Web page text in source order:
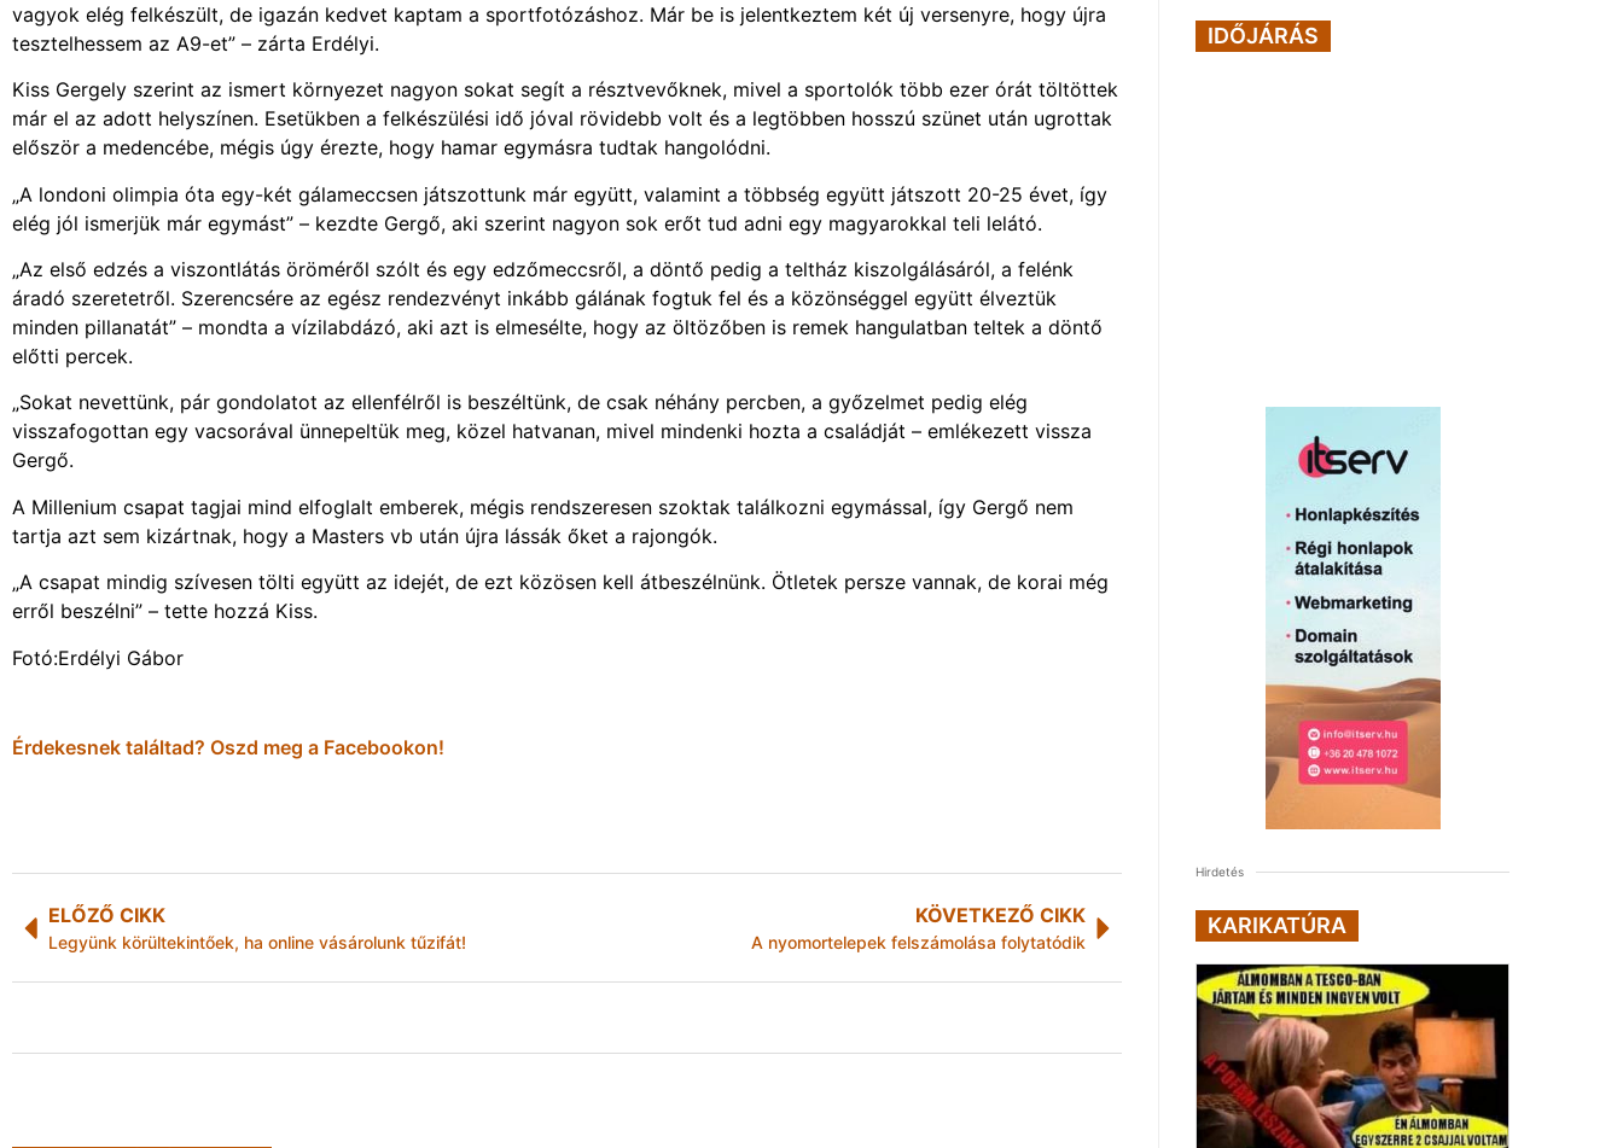
vagyok elég felkészült, de igazán kedvet kaptam a sportfotózáshoz. Már be is jelentkeztem két új versenyre, hogy újra
tesztelhessem az A9-et” – zárta Erdélyi.
Kiss Gergely szerint az ismert környezet nagyon sokat segít a résztvevőknek, mivel a sportolók több ezer órát töltöttek
már el az adott helyszínen. Esetükben a felkészülési idő jóval rövidebb volt és a legtöbben hosszú szünet után ugrottak
először a medencébe, mégis úgy érezte, hogy hamar egymásra tudtak hangolódni.
„A londoni olimpia óta egy-két gálameccsen játszottunk már együtt, valamint a többség együtt játszott 20-25 évet, így
elég jól ismerjük már egymást” – kezdte Gergő, aki szerint nagyon sok erőt tud adni egy magyarokkal teli lelátó.
„Az első edzés a viszontlátás öröméről szólt és egy edzőmeccsről, a döntő pedig a teltház kiszolgálásáról, a felénk
áradó szeretetről. Szerencsére az egész rendezvényt inkább gálának fogtuk fel és a közönséggel együtt élveztük
minden pillanatát” – mondta a vízilabdázó, aki azt is elmesélte, hogy az öltözőben is remek hangulatban teltek a döntő
előtti percek.
„Sokat nevettünk, pár gondolatot az ellenfélről is beszéltünk, de csak néhány percben, a győzelmet pedig elég
visszafogottan egy vacsorával ünnepeltük meg, közel hatvanan, mivel mindenki hozta a családját – emlékezett vissza
Gergő.
A Millenium csapat tagjai mind elfoglalt emberek, mégis rendszeresen szoktak találkozni egymással, így Gergő nem
tartja azt sem kizártnak, hogy a Masters vb után újra lássák őket a rajongók.
„A csapat mindig szívesen tölti együtt az idejét, de ezt közösen kell átbeszélnünk. Ötletek persze vannak, de korai még
erről beszélni” – tette hozzá Kiss.
Fotó:Erdélyi Gábor
Érdekesnek találtad? Oszd meg a Facebookon!
ELŐZŐ CIKK
Legyünk körültekintőek, ha online vásárolunk tűzifát!
KÖVETKEZŐ CIKK
A nyomortelepek felszámolása folytatódik
IDŐJÁRÁS
Hirdetés
KARIKATÚRA